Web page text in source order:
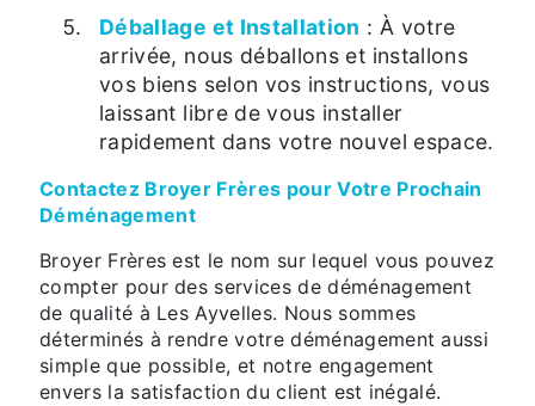
Déballage et Installation : À votre
arrivée, nous déballons et installons
vos biens selon vos instructions, vous
laissant libre de vous installer
rapidement dans votre nouvel espace.
Contactez Broyer Frères pour Votre Prochain
Déménagement
Broyer Frères est le nom sur lequel vous pouvez
compter pour des services de déménagement
de qualité à Les Ayvelles. Nous sommes
déterminés à rendre votre déménagement aussi
simple que possible, et notre engagement
envers la satisfaction du client est inégalé.